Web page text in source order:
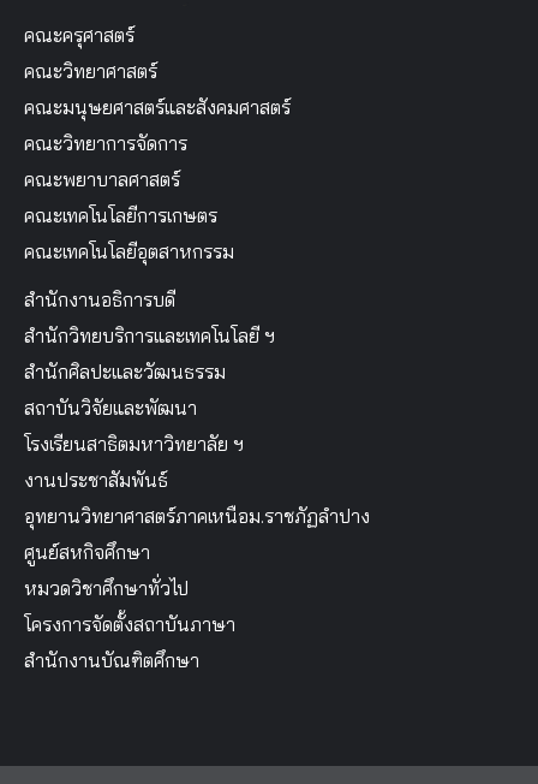
คณะครุศาสตร์
คณะวิทยาศาสตร์
คณะมนุษยศาสตร์และสังคมศาสตร์
คณะวิทยาการจัดการ
คณะพยาบาลศาสตร์
คณะเทคโนโลยีการเกษตร
คณะเทคโนโลยีอุตสาหกรรม
สำนักงานอธิการบดี
สำนักวิทยบริการและเทคโนโลยี ฯ
สำนักศิลปะและวัฒนธรรม
สถาบันวิจัยและพัฒนา
โรงเรียนสาธิตมหาวิทยาลัย ฯ
งานประชาสัมพันธ์
อุทยานวิทยาศาสตร์ภาคเหนือม.ราชภัฏลำปาง
ศูนย์สหกิจศึกษา
หมวดวิชาศึกษาทั่วไป
โครงการจัดตั้งสถาบันภาษา
สำนักงานบัณฑิตศึกษา